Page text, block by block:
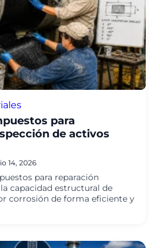
para
de activos
14, 2026
para reparación
capacidad estructural de
corrosión de forma eficiente y